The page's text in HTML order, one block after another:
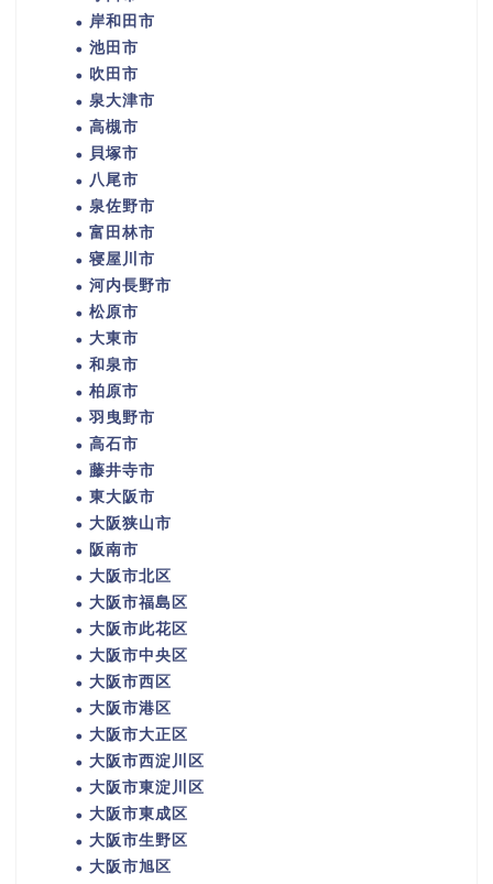
岸和田市
池田市
吹田市
泉大津市
高槻市
貝塚市
八尾市
泉佐野市
富田林市
寝屋川市
河内長野市
松原市
大東市
和泉市
柏原市
羽曳野市
高石市
藤井寺市
東大阪市
大阪狭山市
阪南市
大阪市北区
大阪市福島区
大阪市此花区
大阪市中央区
大阪市西区
大阪市港区
大阪市大正区
大阪市西淀川区
大阪市東淀川区
大阪市東成区
大阪市生野区
大阪市旭区